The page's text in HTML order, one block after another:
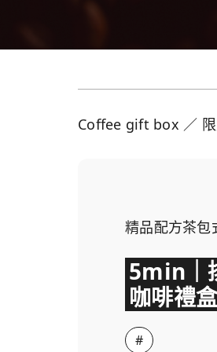
Coffee gift box ／
精品配方茶包
5min｜
咖啡禮
#